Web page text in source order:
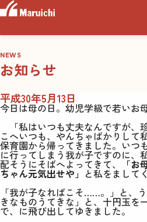
NEWS
お知らせ
平成30年5月13日
今日は母の日。幼児学級で若いお
「私はいつも丈夫なんですが、
こへいつも、やんちゃばかりして
保育園から帰ってきました。いつ
に行ってしまう我が子ですのに、
配そうにそばへよってきて、 「
ちゃん元気出せや」 と私をまして
「我が子なればこそ……。」と、
きなものうてきな」と、十円玉を
で、に飛び出してゆきました。